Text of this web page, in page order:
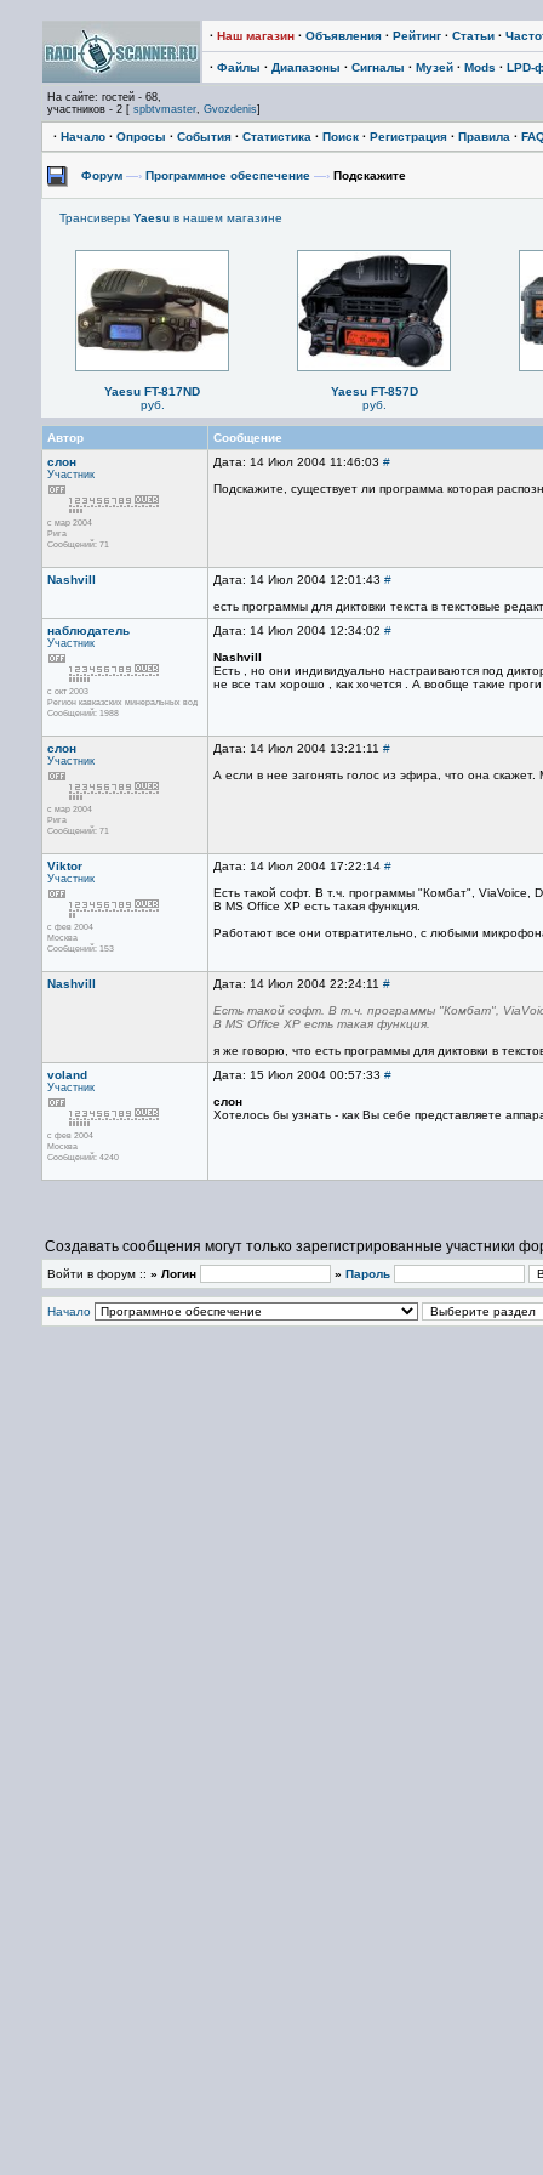
· Наш магазин · Объявления · Рейтинг · Статьи ·
· Файлы · Диапазоны · Сигналы · Музей · Mods · LPD-
На сайте: гостей - 68,
участников - 2 [ spbtvmaster, Gvozdenis]
· Начало · Опросы · События · Статистика · Поиск · Регистрация · Правила ·
Форум —› Программное обеспечение —› Подскажите
Трансиверы Yaesu в нашем магазине
Yaesu FT-817ND
руб.
Yaesu FT-857D
руб.
Автор
Сообщение
слон
Участник
с мар 2004
Рига
Сообщений: 71
Дата: 14 Июл 2004 11:46:03 #
Подскажите, существует ли программа которая
Nashvill Дата: 14 Июл 2004 12:01:43 #
есть программы для диктовки текста в текстовые
наблюдатель
Участник
с окт 2003
Регион кавказских минеральных вод
Сообщений: 1988
Дата: 14 Июл 2004 12:34:02 #
Nashvill
Есть , но они индивидуально настраиваются под
не все там хорошо , как хочется . А вообще такие
слон
Участник
с мар 2004
Рига
Сообщений: 71
Дата: 14 Июл 2004 13:21:11 #
А если в нее загонять голос из эфира, что она скажет.
Viktor
Участник
с фев 2004
Москва
Сообщений: 153
Дата: 14 Июл 2004 17:22:14 #
Есть такой софт. В т.ч. программы "Комбат", ViaVoice,
В MS Office XP есть такая функция.
Работают все они отвратительно, с любыми
Nashvill Дата: 14 Июл 2004 22:24:11 #
Есть такой софт. В т.ч. программы "Комбат",
В MS Office XP есть такая функция.
я же говорю, что есть программы для диктовки в
voland
Участник
с фев 2004
Москва
Сообщений: 4240
Дата: 15 Июл 2004 00:57:33 #
слон
Хотелось бы узнать - как Вы себе представляете
Создавать сообщения могут только зарегистрированные участники
Войти в форум :: » Логин » Пароль
Начало